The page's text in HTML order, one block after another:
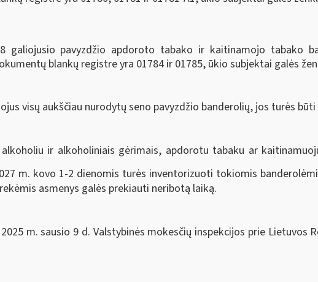
galiojusio pavyzdžio apdoroto tabako ir kaitinamojo tabako
blankų registre yra 01784 ir 01785, ūkio subjektai galės
visų aukščiau nurodytų seno pavyzdžio banderolių, jos turės
ir alkoholiniais gėrimais, apdorotu tabaku ar
m. kovo 1-2 dienomis turės inventorizuoti tokiomis
asmenys galės prekiauti neribotą laiką.
m. sausio 9 d. Valstybinės mokesčių inspekcijos prie Lietuvos